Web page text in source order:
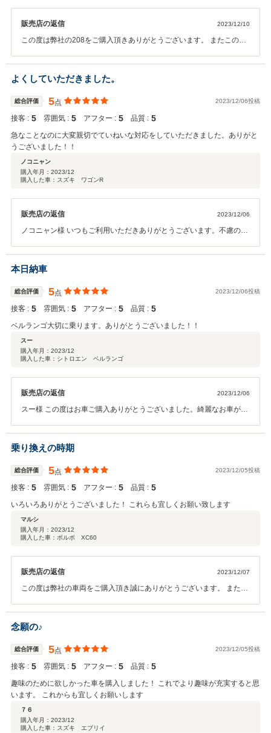
販売店の返信 2023/12/10
この度は弊社の208をご購入頂きありがとうございます。 またこのよ
ことがないようにしっかりとサポートをさせて頂きます。 今後も宜し
くお願いします。
よくしていただきました。
総合評価 5点 2023/12/06投稿
接客 : 5 雰囲気 : 5 アフター : 5 品質 : 5
急なことなのに大変親切でていねいな対応をしていただきました。ありがと
うございました！！
ノコニャン
購入年月： 2023/12
購入した車：スズキ ワゴンR
販売店の返信 2023/12/06
ノコニャン様 いつもご利用いただきありがとうございます。不慮の事
もしっかりフォローさせていただきますので安心してカーライフをお
楽しみください。ありがとうございました！！
本日納車
総合評価 5点 2023/12/06投稿
接客 : 5 雰囲気 : 5 アフター : 5 品質 : 5
ベルランゴ大切に乗ります。ありがとうございました！！
スー
購入年月： 2023/12
購入した車：シトロエン ベルランゴ
販売店の返信 2023/12/06
スー様 この度はお車ご購入ありがとうございました。綺麗なお車がご
ローさせていただきますので末永くよろしくお願い致します。ありが
とうございました！！
乗り換えの時期
総合評価 5点 2023/12/05投稿
接客 : 5 雰囲気 : 5 アフター : 5 品質 : 5
いろいろありがとうございました！ これらも宜しくお願い致します
マルシ
購入年月： 2023/12
購入した車：ボルボ XC60
販売店の返信 2023/12/07
この度は弊社の車両をご購入頂き誠にありがとうございます。 また、
ナスなどで頼って頂ければと思いますので 何かお困りのことございま
したら、お気軽にお申しつけくださいませ。
念願の♪
総合評価 5点 2023/12/05投稿
接客 : 5 雰囲気 : 5 アフター : 5 品質 : 5
趣味のために欲しかった車を購入しました！ これでより趣味が充実すると思
います。 これからも宜しくお願いします
７６
購入年月： 2023/12
購入した車：スズキ エブリイ